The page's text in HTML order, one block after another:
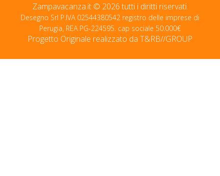
Zampavacanza.it © 2026 tutti i diritti riservati.
Desegno Srl P.IVA 02544380542 registro delle imprese di
Perugia, REA PG-224595. cap sociale 50.000€
Progetto Originale realizzato da T&RB//GROUP